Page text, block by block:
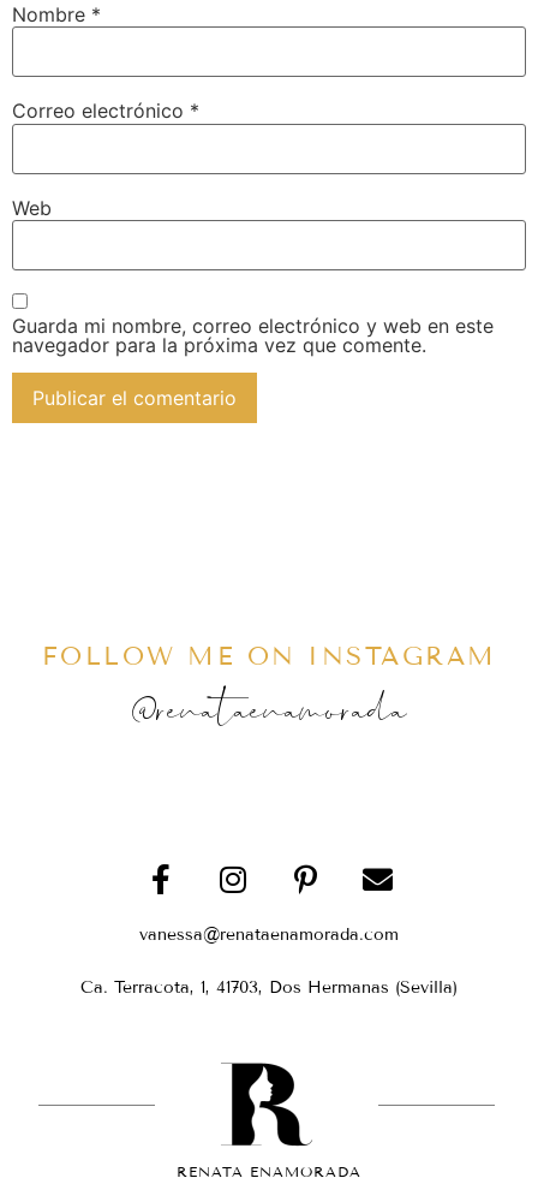
Nombre *
Correo electrónico *
Web
Guarda mi nombre, correo electrónico y web en este
navegador para la próxima vez que comente.
FOLLOW ME ON INSTAGRAM
@renataenamorada
vanessa@renataenamorada.com
Ca. Terracota, 1, 41703, Dos Hermanas (Sevilla)
RENATA ENAMORADA